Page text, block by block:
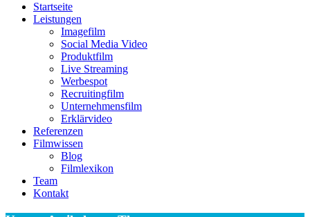
Startseite
Leistungen
Imagefilm
Social Media Video
Produktfilm
Live Streaming
Werbespot
Recruitingfilm
Unternehmensfilm
Erklärvideo
Referenzen
Filmwissen
Blog
Filmlexikon
Team
Kontakt